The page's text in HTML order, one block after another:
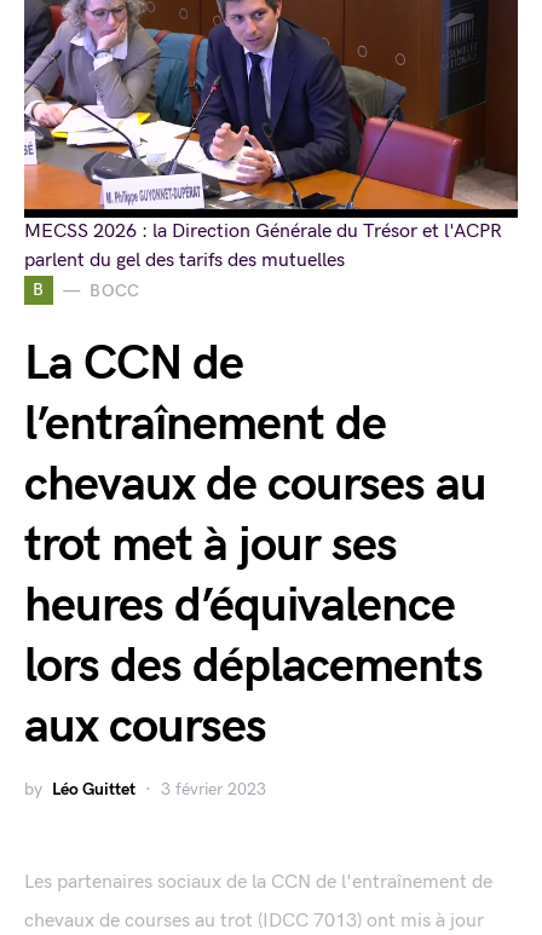
B BOCC
La CCN de
l’entraînement de
chevaux de courses au
trot met à jour ses
heures d’équivalence
lors des déplacements
aux courses
by Léo Guittet 3 février 2023
Les partenaires sociaux de la CCN de l'entraînement de
chevaux de courses au trot (IDCC 7013) ont mis à jour
MECSS 2026 : la Direction Générale du Trésor et l'ACPR
parlent du gel des tarifs des mutuelles